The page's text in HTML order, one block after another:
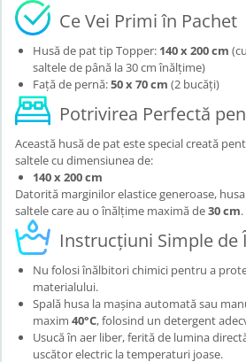
Ce Vei Primi în Pachet
Husă de pat tip Topper: 140 x 200 cm
saltele de până la 30 cm înălțime)
Față de pernă:50 x 70 cm (2 bucăți)
Potrivirea Perfectă
Această husă de pat este special creată
saltele cu dimensiunea de:
140 x 200 cm
Datorită marginilor elastice generoase,
saltele care au o înălțime maximă de30 cm.
Instrucțiuni Simple de
Nu folosi înălbitori chimici pentru a
materialului.
Spală husa la mașina automată sau
maxim40°C, folosind un detergent
Usucă în aer liber, ferită de lumina
uscător electric la temperaturi joase.